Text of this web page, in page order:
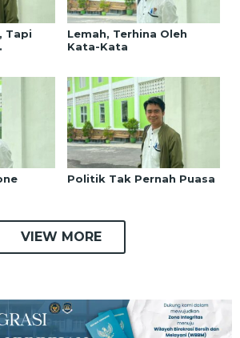
Tapi
Lemah, Terhina Oleh
Kata-Kata
Politik Tak Pernah Puasa
VIEW MORE